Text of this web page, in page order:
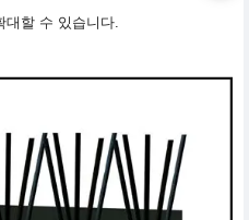
대할 수 있습니다.